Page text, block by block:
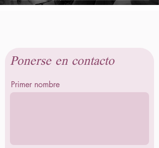
Ponerse en contacto
Primer nombre